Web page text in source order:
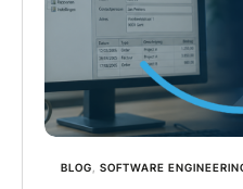
BLOG SOFTWARE